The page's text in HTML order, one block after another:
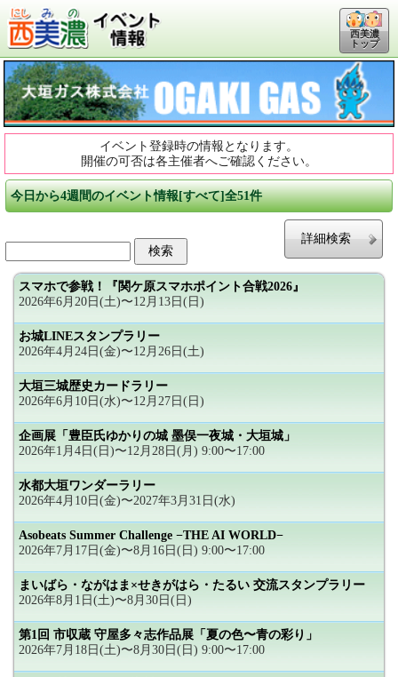
西美濃
トップ
イベント登録時の情報となります。
開催の可否は各主催者へご確認ください。
今日から4週間のイベント情報[すべて]全51件
詳細検索
スマホで参戦！『関ケ原スマホポイント合戦2026』
2026年6月20日(土)〜12月13日(日)
お城LINEスタンプラリー
2026年4月24日(金)〜12月26日(土)
大垣三城歴史カードラリー
2026年6月10日(水)〜12月27日(日)
企画展「豊臣氏ゆかりの城 墨俣一夜城・大垣城」
2026年1月4日(日)〜12月28日(月) 9:00〜17:00
水都大垣ワンダーラリー
2026年4月10日(金)〜2027年3月31日(水)
Asobeats Summer Challenge −THE AI WORLD−
2026年7月17日(金)〜8月16日(日) 9:00〜17:00
まいばら・ながはま×せきがはら・たるい 交流スタンプラリー
2026年8月1日(土)〜8月30日(日)
第1回 市収蔵 守屋多々志作品展「夏の色〜青の彩り」
2026年7月18日(土)〜8月30日(日) 9:00〜17:00